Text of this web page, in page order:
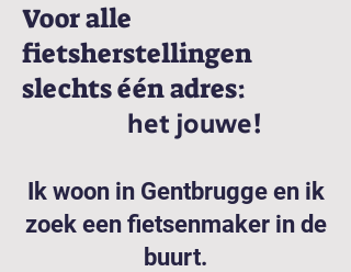
Voor alle
fietsherstellingen
slechts één adres:
het jouwe!
Ik woon in Gentbrugge en ik
zoek een fietsenmaker in de
buurt.